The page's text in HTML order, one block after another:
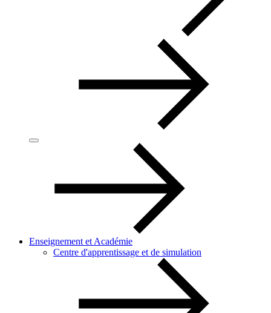
Enseignement et Académie
Centre d'apprentissage et de simulation